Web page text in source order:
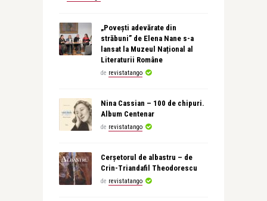
„Povești adevărate din
străbuni” de Elena Nane s-a
lansat la Muzeul Național al
Literaturii Române
de revistatango
Nina Cassian – 100 de chipuri.
Album Centenar
de revistatango
Cerșetorul de albastru – de
Crin-Triandafil Theodorescu
de revistatango